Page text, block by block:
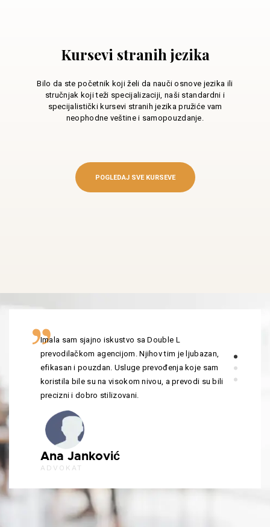
Kursevi stranih jezika
Bilo da ste početnik koji želi da nauči osnove jezika ili
stručnjak koji teži specijalizaciji, naši standardni i
specijalistički kursevi stranih jezika pružiće vam
neophodne veštine i samopouzdanje.
POGLEDAJ SVE KURSEVE
Imala sam sjajno iskustvo sa Double L
prevodilačkom agencijom. Njihov tim je ljubazan,
efikasan i pouzdan. Usluge prevođenja koje sam
koristila bile su na visokom nivou, a prevodi su bili
precizni i dobro stilizovani.
Ana Janković
ADVOKAT